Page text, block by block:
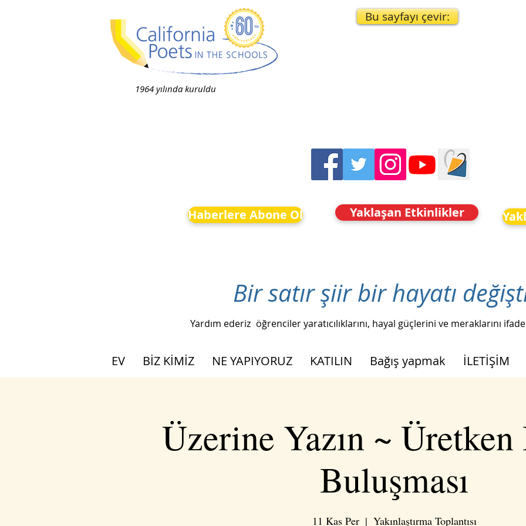
1964 yılında kuruldu
Bu sayfayı çevir:
Haberlere Abone Ol Yaklaşan Etkinlikler
Bir satır şiir bir hayatı
Yardım ederiz öğrenciler yaratıcılıklarını, hayal güçlerini ve meraklarını
EV BİZ KİMİZ NE YAPIYORUZ KATILIN Bağış yapmak İLETİŞİM
Üzerine Yazın ~
Buluşması
11 Kas Per
  |
Yakınlaştırma Toplantısı